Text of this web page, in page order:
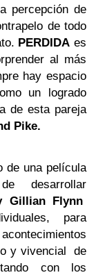
percepción de
de todo
PERDIDA es
al más
hay espacio
un logrado
de esta pareja
Pike.
de una película
desarrollar
Gillian Flynn
para
y vivencial de
con los